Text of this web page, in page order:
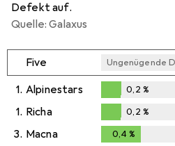
Defekt auf.
Quelle: Galaxus
Five Ungenügende
1. Alpinestars
0,2%
0,2 %
1. Richa
0,2%
0,2 %
3. Macna 0,4 %